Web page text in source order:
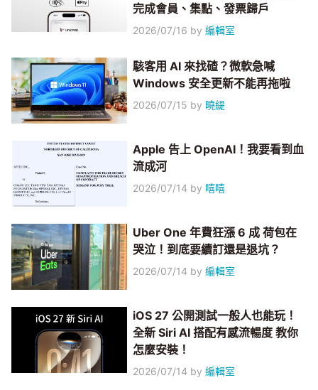
完成會員、集點、發票歸戶
2026/07/16 by編輯室
駭客用 AI 來找碴？微軟急喊
Windows 安全更新不能再拖啦
2026/07/15 by 曉緹
Apple 告上 OpenAI！我要看到血
流成河
2026/07/14 by 嘻嘻
Uber One 年費狂漲 6 成 荷包在
哭泣！到底要續訂還是退坑？
2026/07/14 by編輯室
iOS 27 公開測試一般人也能玩！
全新 Siri AI 搭配有感流暢度 教你
怎麼安裝！
2026/07/14 by編輯室